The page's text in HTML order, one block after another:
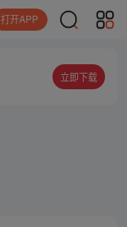
打开APP
立即下载